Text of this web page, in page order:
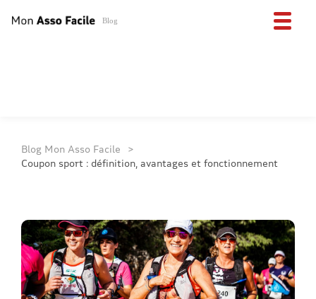
Blog
Blog Mon Asso Facile
Coupon sport : définition, avantages et fonctionnement